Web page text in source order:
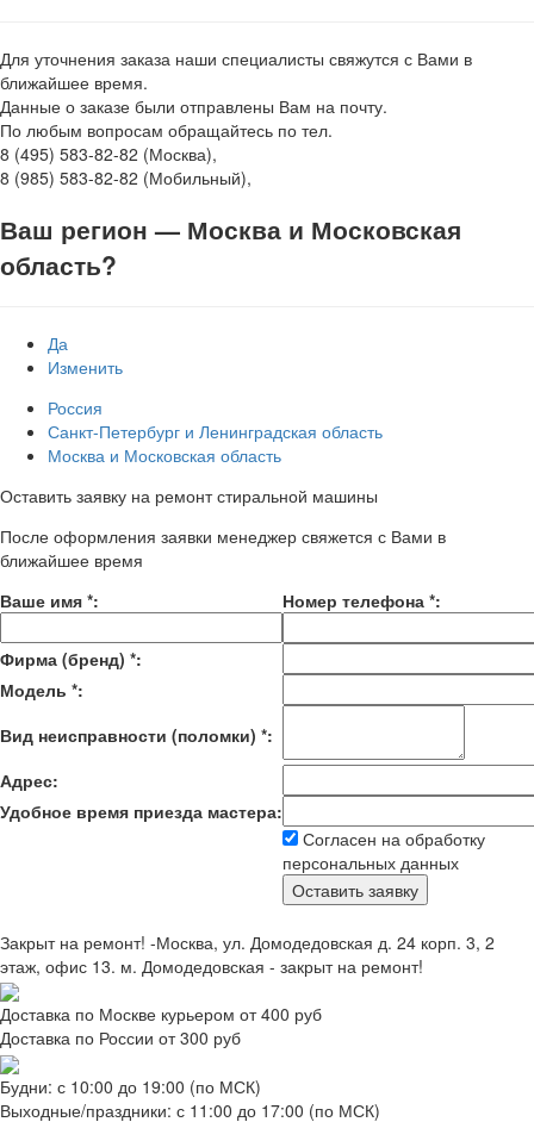
Для уточнения заказа наши специалисты свяжутся с Вами в
ближайшее время.
Данные о заказе были отправлены Вам на почту.
По любым вопросам обращайтесь по тел.
8 (495) 583-82-82 (Москва),
8 (985) 583-82-82 (Мобильный),
Ваш регион — Москва и Московская
область?
Да
Изменить
Россия
Санкт-Петербург и Ленинградская область
Москва и Московская область
Оставить заявку на ремонт стиральной машины
После оформления заявки менеджер свяжется с Вами в
ближайшее время
Ваше имя *: Номер телефона *:
Фирма (бренд) *:
Модель *:
Вид неисправности (поломки) *:
Адрес:
Удобное время приезда мастера:
Согласен на обработку
персональных данных
Закрыт на ремонт! -Москва, ул. Домодедовская д. 24 корп. 3, 2
этаж, офис 13. м. Домодедовская - закрыт на ремонт!
Доставка по Москве курьером от 400 руб
Доставка по России от 300 руб
Будни: с 10:00 до 19:00 (по МСК)
Выходные/праздники: с 11:00 до 17:00 (по МСК)